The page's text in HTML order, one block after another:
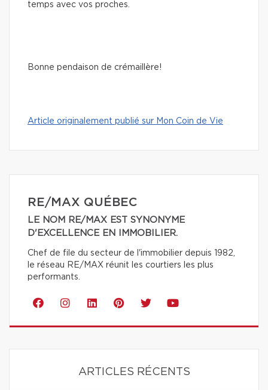
temps avec vos proches.
Bonne pendaison de crémaillère!
Article originalement publié sur Mon Coin de Vie
RE/MAX QUÉBEC
LE NOM RE/MAX EST SYNONYME
D'EXCELLENCE EN IMMOBILIER.
Chef de file du secteur de l'immobilier depuis 1982,
le réseau RE/MAX réunit les courtiers les plus
performants.
ARTICLES RÉCENTS